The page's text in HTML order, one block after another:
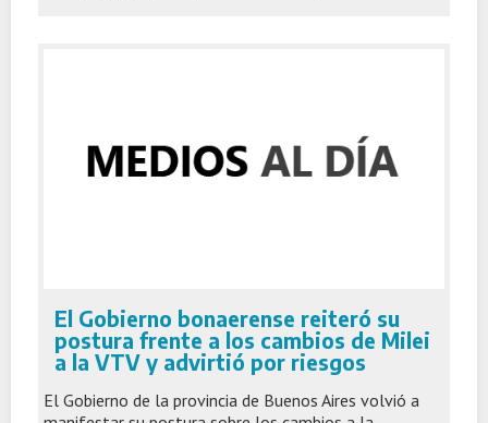
El Gobierno bonaerense reiteró su
postura frente a los cambios de Milei
a la VTV y advirtió por riesgos
El Gobierno de la provincia de Buenos Aires volvió a